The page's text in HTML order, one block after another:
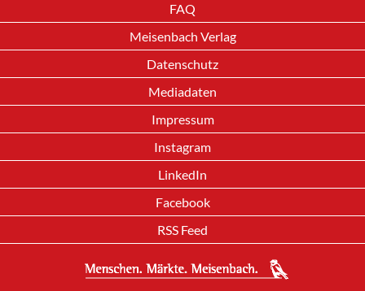
FAQ
Meisenbach Verlag
Datenschutz
Mediadaten
Impressum
Instagram
LinkedIn
Facebook
RSS Feed